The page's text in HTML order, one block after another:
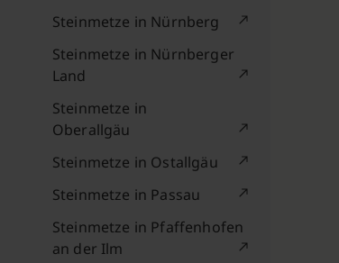
Steinmetze in Nürnberg
Steinmetze in Nürnberger
Land
Steinmetze in
Oberallgäu
Steinmetze in Ostallgäu
Steinmetze in Passau
Steinmetze in Pfaffenhofen
an der Ilm